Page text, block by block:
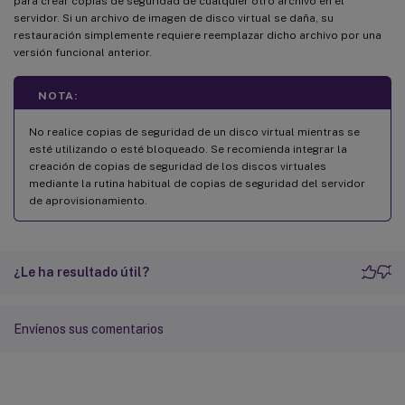
servidor. Si un archivo de imagen de disco virtual se daña, su
restauración simplemente requiere reemplazar dicho archivo por una
versión funcional anterior.
NOTA:
No realice copias de seguridad de un disco virtual mientras se
esté utilizando o esté bloqueado. Se recomienda integrar la
creación de copias de seguridad de los discos virtuales
mediante la rutina habitual de copias de seguridad del servidor
de aprovisionamiento.
¿Le ha resultado útil?
Envíenos sus comentarios